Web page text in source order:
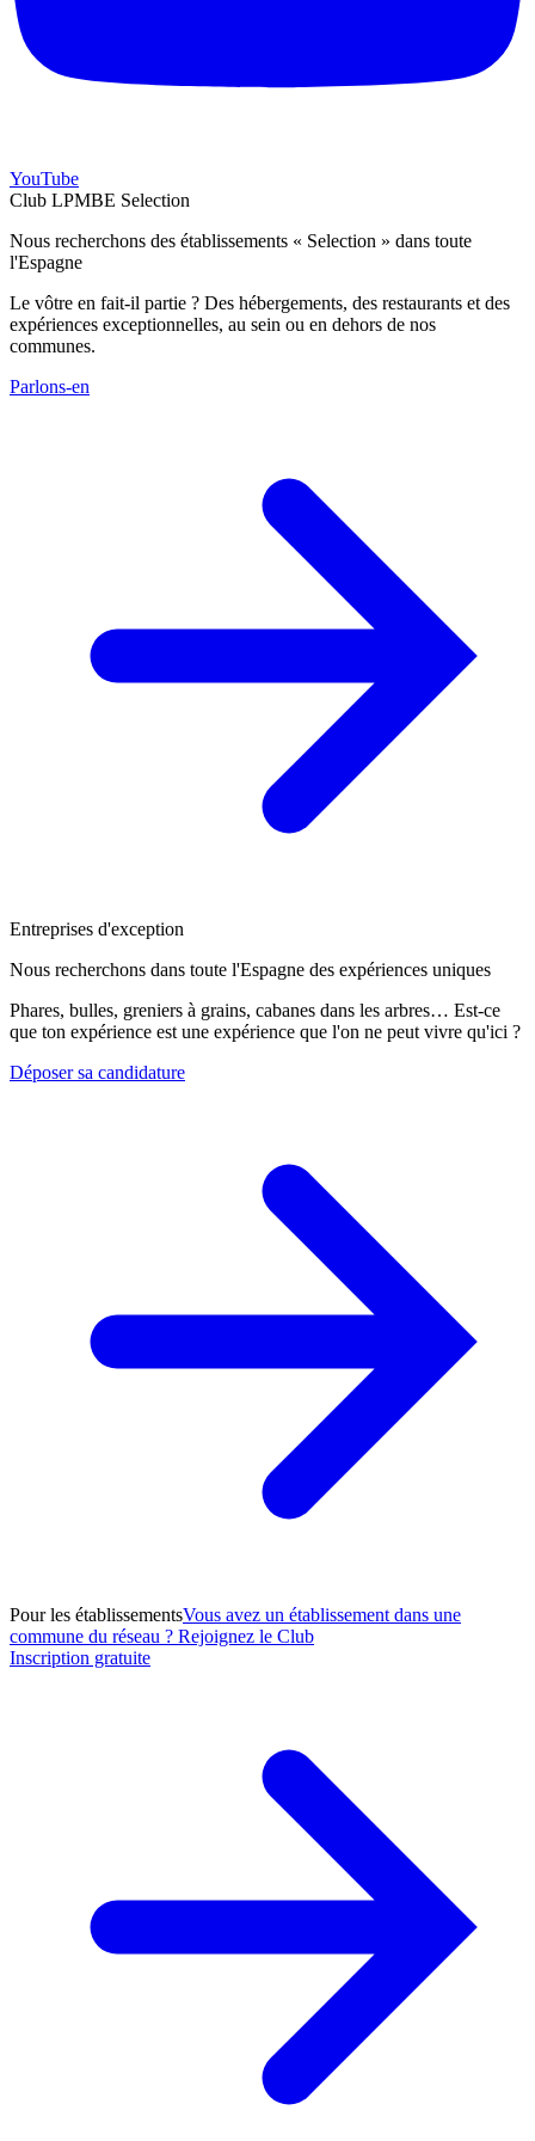
YouTube
Club LPMBE Selection
Nous recherchons des établissements « Selection » dans toute
l'Espagne
Le vôtre en fait-il partie ? Des hébergements, des restaurants et des
expériences exceptionnelles, au sein ou en dehors de nos
communes.
Parlons-en
Entreprises d'exception
Nous recherchons dans toute l'Espagne des expériences uniques
Phares, bulles, greniers à grains, cabanes dans les arbres… Est-ce
que ton expérience est une expérience que l'on ne peut vivre qu'ici ?
Déposer sa candidature
Pour les établissementsVous avez un établissement dans une
commune du réseau ? Rejoignez le Club
Inscription gratuite